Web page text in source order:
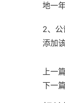
地一
2、公
添加
上一篇
下一篇